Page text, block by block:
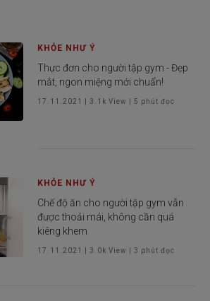
KHỎE NHƯ Ý
Thực đơn cho người tập gym - Đẹp
mắt, ngon miệng mới chuẩn!
17.11.2021 |3.1k View |5 phút đọc
KHỎE NHƯ Ý
Chế độ ăn cho người tập gym vẫn
được thoải mái, không cần quá
kiêng khem
17.11.2021 |3.0k View |3 phút đọc